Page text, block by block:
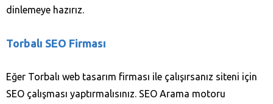
dinlemeye hazırız.
Torbalı SEO Firması
Eğer Torbalı web tasarım firması ile çalışırsanız siteni için
SEO çalışması yaptırmalısınız. SEO Arama motoru